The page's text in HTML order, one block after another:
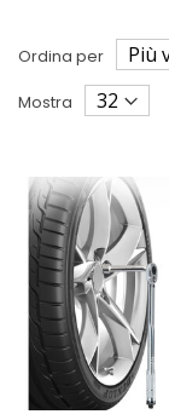
Ordina per
Mostra